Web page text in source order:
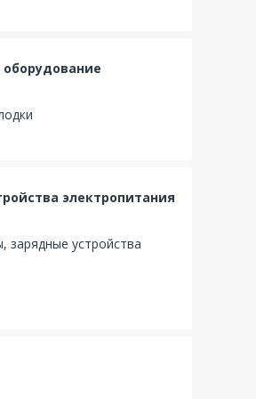
электропитания
зарядные устройства